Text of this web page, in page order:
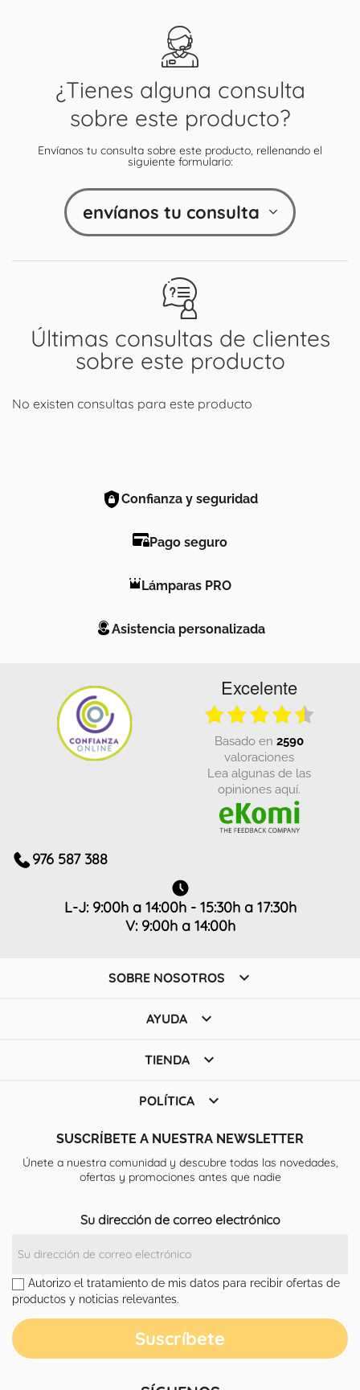
Últimas consultas de clientes
sobre este producto
No existen consultas para este producto
¿Tienes alguna consulta
sobre este producto?
Envíanos tu consulta sobre este producto, rellenando el
siguiente formulario:
envíanos tu consulta
Confianza y seguridad
Pago seguro
Lámparas PRO
Asistencia personalizada
Excelente
basado en 2590
valoraciones
Lea algunas de las
opiniones aquí.
976 587 388
L-J: 9:00h a 14:00h - 15:30h a 17:30h
V: 9:00h a 14:00h
SOBRE NOSOTROS 
AYUDA 
TIENDA 
POLÍTICA 
SUSCRÍBETE A NUESTRA NEWSLETTER
Únete a nuestra comunidad y descubre todas las novedades,
ofertas y promociones antes que nadie
Su dirección de correo electrónico
Autorizo el tratamiento de mis datos para recibir ofertas de
productos y noticias relevantes.